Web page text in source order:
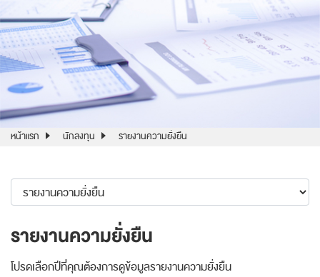
หน้าแรก นักลงทุน รายงานความยั่งยืน
รายงานความยั่งยืน
โปรดเลือกปีที่คุณต้องการดูข้อมูลรายงานความยั่งยืน